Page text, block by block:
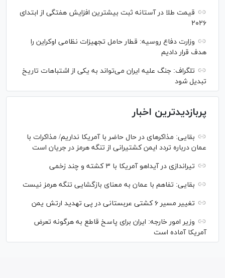
قیمت طلا در آستانه ثبت بیشترین افزایش هفتگی از ابتدای
۲۰۲۶
وزارت دفاع روسیه: قطار حامل تجهیزات نظامی اوکراین را
هدف قرار دادیم
تلگراف: جنگ علیه ایران می‌تواند به یکی از اشتباهات تاریخ
تبدیل شود
پربازدیدترین اخبار
بقایی: مذاکره‎ای در حال حاضر با آمریکا نداریم/ مذاکرات با
عمان درباره تردد ایمن کشتیرانی از تنگه هرمز در جریان است
تیراندازی در آیداهو آمریکا با ۳ کشته و چند زخمی
بقایی: تفاهم با عمان به معنای بازگشایی تنگه هرمز نیست
تغییر مسیر ۶ کشتی عربستانی در پی تهدید ارتش یمن
وزیر امور خارجه: ایران برای پاسخ قاطع به هرگونه تعرض
آمریکا آماده است